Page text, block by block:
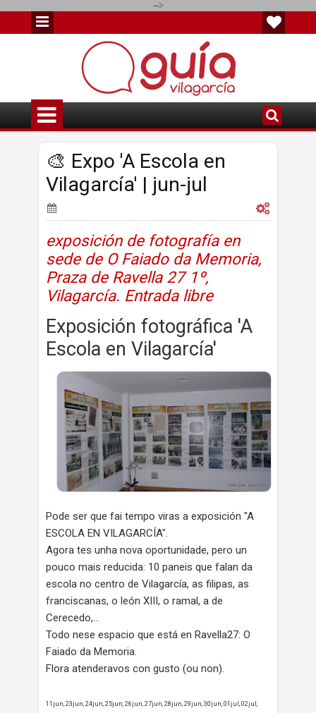
-->
🎨 Expo 'A Escola en
Vilagarcía' | jun-jul
exposición de fotografía en
sede de O Faiado da Memoria,
Praza de Ravella 27 1º,
Vilagarcía. Entrada libre
Exposición fotográfica 'A
Escola en Vilagarcía'
Pode ser que fai tempo viras a exposición "A
ESCOLA EN VILAGARCÍA".
Agora tes unha nova oportunidade, pero un
pouco mais reducida: 10 paneis que falan da
escola no centro de Vilagarcía, as filipas, as
franciscanas, o león XIII, o ramal, a de
Cerecedo,...
Todo nese espacio que está en Ravella27: O
Faiado da Memoria.
Flora atenderavos con gusto (ou non).
11jun, 23jun, 24jun, 25jun, 26jun, 27jun, 28jun, 29jun, 30jun, 01jul, 02jul,